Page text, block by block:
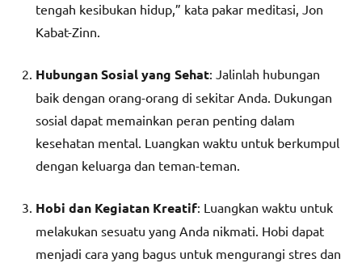
tengah kesibukan hidup,” kata pakar meditasi, Jon
Kabat-Zinn.
Hubungan Sosial yang Sehat: Jalinlah hubungan
baik dengan orang-orang di sekitar Anda. Dukungan
sosial dapat memainkan peran penting dalam
kesehatan mental. Luangkan waktu untuk berkumpul
dengan keluarga dan teman-teman.
Hobi dan Kegiatan Kreatif: Luangkan waktu untuk
melakukan sesuatu yang Anda nikmati. Hobi dapat
menjadi cara yang bagus untuk mengurangi stres dan